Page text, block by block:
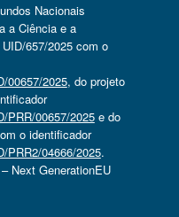
Nacionais
a Ciência e a
657/2025 com o
00657/2025, do projeto
PRR/00657/2025e do
o identificador
PRR2/04666/2025.
Next GenerationEU